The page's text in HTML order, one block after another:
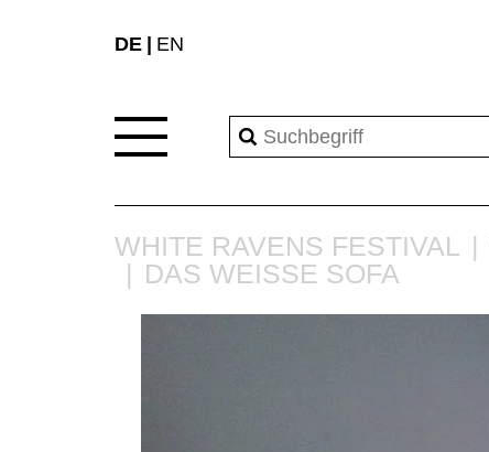
DE EN
WHITE RAVENS FESTIVAL
DAS WEISSE SOFA